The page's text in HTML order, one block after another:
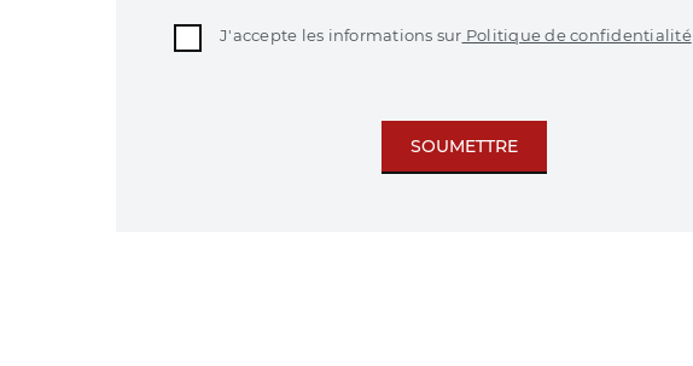
J'accepte les informations sur Politique de confidentialité
SOUMETTRE